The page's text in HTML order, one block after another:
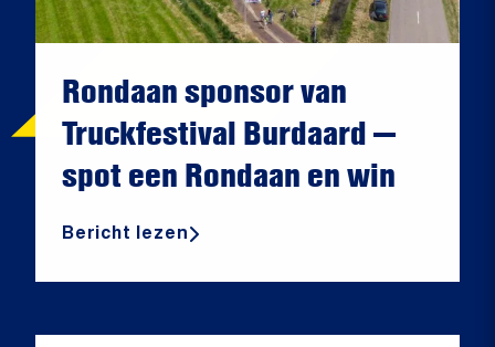
Rondaan sponsor van
Truckfestival Burdaard —
spot een Rondaan en win
Bericht lezen